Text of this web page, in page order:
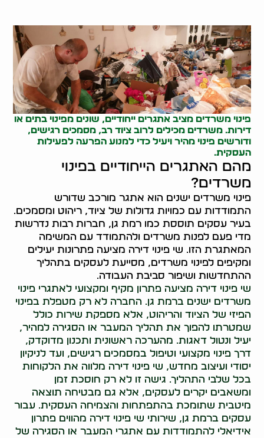
פינוי משרדים מציב אתגרים ייחודיים, שונים מפינוי בתים או
דירות. משרדים מכילים לרוב ציוד רב, מסמכים רגישים,
ודורשים פינוי מהיר ויעיל כדי למנוע הפרעה לפעילות
העסקית.
מהם האתגרים הייחודיים בפינוי
משרדים?
פינוי משרדים ישנים הוא אתגר מורכב שדורש
התמודדות עם כמויות גדולות של ציוד, ריהוט ומסמכים.
בעיר עסקים תוססת כמו רמת גן, חברות רבות נדרשות
מדי פעם לפנות משרדים ולהתמודד עם המשימה
המאתגרת הזו. שי פינוי דירה מציעה פתרונות יעילים
ומקיפים לפינוי משרדים, מסייעת לעסקים בתהליך
ההתחדשות ושיפור סביבת העבודה.
שי פינוי דירה מציעה פתרון מקיף ומקצועי לאתגרי פינוי
משרדים ישנים ברמת גן. החברה לא רק מטפלת בפינוי
הפיזי של הציוד והריהוט, אלא מספקת שירות כולל
שמטרתו להפוך את תהליך המעבר או הסגירה למהיר,
יעיל ונטול דאגות. מהערכה ראשונית ותכנון מדוקדק,
דרך פינוי מקצועי וטיפול במסמכים רגישים, ועד לניקיון
יסודי ועיצוב מחדש, שי פינוי דירה מלווה את הלקוחות
בכל שלבי התהליך. גישה זו לא רק חוסכת זמן
ומשאבים יקרים לעסקים, אלא גם מבטיחה תוצאה
מיטבית שתומכת בהתפתחות והצמיחה העסקית. עבור
עסקים ברמת גן, שירותי שי פינוי דירה מהווים פתרון
אידיאלי להתמודדות עם אתגרי המעבר או הסגירה של